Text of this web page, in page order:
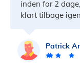
inden for 2
klart tilbage
Patrick